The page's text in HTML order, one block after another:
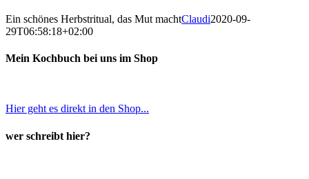
Ein schönes Herbstritual, das Mut machtClaudi2020-09-
29T06:58:18+02:00
Mein Kochbuch bei uns im Shop
Hier geht es direkt in den Shop...
wer schreibt hier?